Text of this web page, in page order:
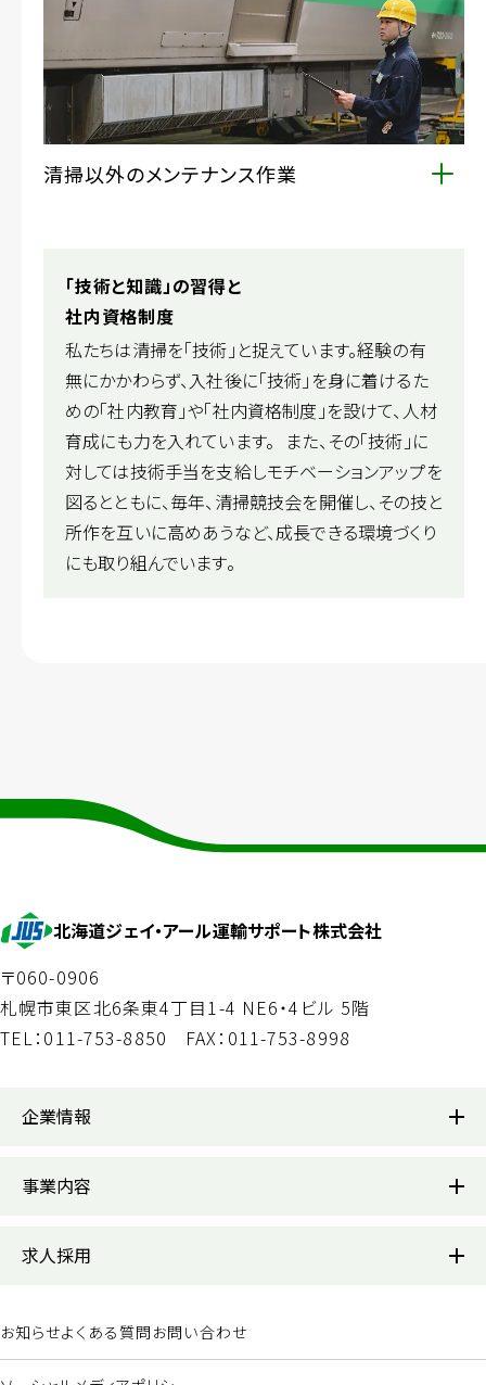
ける車両を提供しています。
清掃以外のメンテナンス作業
な運行に必要不可欠なメンテナンス業務も行います
「技術と知識」の習得と
社内資格制度
私たちは清掃を「技術」と捉えています。経験の有
無にかかわらず、入社後に「技術」を身に着けるた
めの「社内教育」や「社内資格制度」を設けて、人材
育成にも力を入れています。 また、その「技術」に
対しては技術手当を支給しモチベーションアップを
図るとともに、毎年、清掃競技会を開催し、その技と
所作を互いに高めあうなど、成長できる環境づくり
にも取り組んでいます。
北海道ジェイ・アール運輸サポート株式会社
〒060-0906
札幌市東区北6条東4丁目1-4 NE6・4ビル 5階
TEL：011-753-8850 FAX：011-753-8998
企業情報
企業情報
組織図
事業内容
事業内容
鉄道車両の入換
鉄道車両のメンテナンス
求人採用
メッセージ
お知らせよくある質問 お問い合わせ